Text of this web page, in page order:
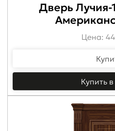
Дверь Лучия-
Цена:
Купить в